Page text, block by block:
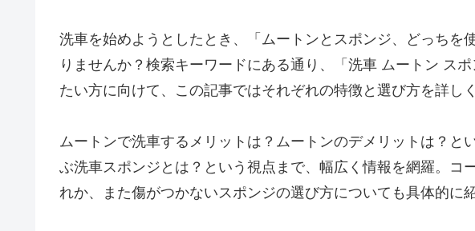
洗車を始めようとしたとき、「ムートンとスポンジ、どっちを
りませんか？検索キーワードにある通り、「洗車 ムートン ス
たい方に向けて、この記事ではそれぞれの特徴と選び方を詳し
ムートンで洗車するメリットは？ムートンのデメリットは？と
ぶ洗車スポンジとは？という視点まで、幅広く情報を網羅。コ
れか、また傷がつかないスポンジの選び方についても具体的に